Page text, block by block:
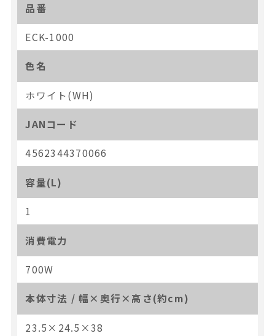
品番
ECK-1000
色名
ホワイト(WH)
JANコード
4562344370066
容量(L)
1
消費電力
700W
本体寸法 / 幅×奥行×高さ(約cm)
23.5×24.5×38